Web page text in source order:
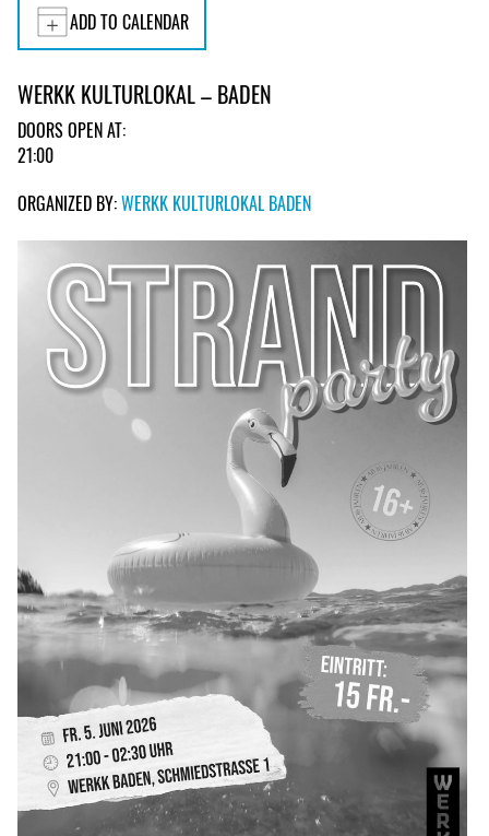
ADD TO CALENDAR
WERKK KULTURLOKAL – BADEN
DOORS OPEN AT:
21:00
ORGANIZED BY:WERKK KULTURLOKAL BADEN